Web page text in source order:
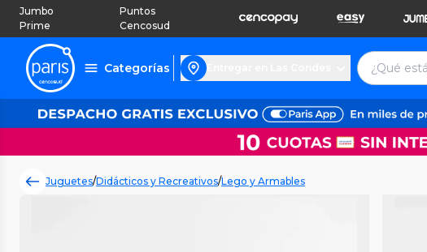
Jumbo
Prime
Puntos
Cencosud
Categorías
Juguetes/Didácticos y Recreativos/Lego y Armables